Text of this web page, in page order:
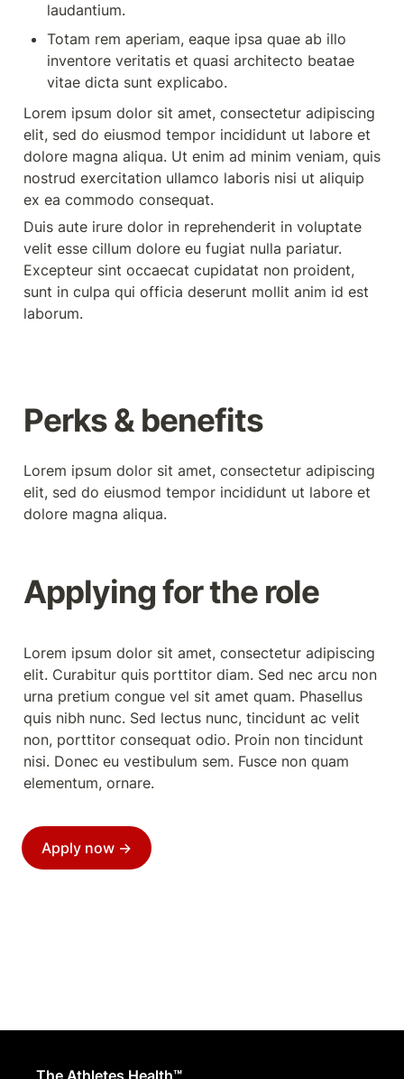
laudantium.
Totam rem aperiam, eaque ipsa quae ab illo
inventore veritatis et quasi architecto beatae
vitae dicta sunt explicabo.
Lorem ipsum dolor sit amet, consectetur adipiscing
elit, sed do eiusmod tempor incididunt ut labore et
dolore magna aliqua. Ut enim ad minim veniam, quis
nostrud exercitation ullamco laboris nisi ut aliquip
ex ea commodo consequat.
Duis aute irure dolor in reprehenderit in voluptate
velit esse cillum dolore eu fugiat nulla pariatur.
Excepteur sint occaecat cupidatat non proident,
sunt in culpa qui officia deserunt mollit anim id est
laborum.
Perks & benefits
Lorem ipsum dolor sit amet, consectetur adipiscing
elit, sed do eiusmod tempor incididunt ut labore et
dolore magna aliqua.
Applying for the role
Lorem ipsum dolor sit amet, consectetur adipiscing
elit. Curabitur quis porttitor diam. Sed nec arcu non
urna pretium congue vel sit amet quam. Phasellus
quis nibh nunc. Sed lectus nunc, tincidunt ac velit
non, porttitor consequat odio. Proin non tincidunt
nisi. Donec eu vestibulum sem. Fusce non quam
elementum, ornare.
Apply now →
The Athletes Health™